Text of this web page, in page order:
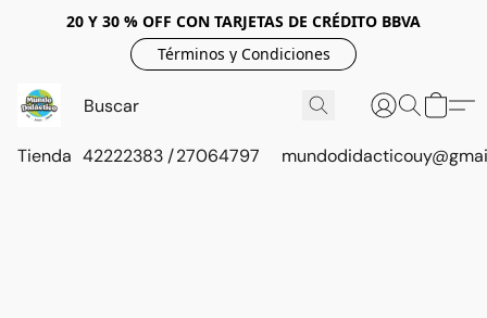
20 Y 30 % OFF CON TARJETAS DE CRÉDITO BBVA
Términos y Condiciones
Tienda 42222383 / 27064797